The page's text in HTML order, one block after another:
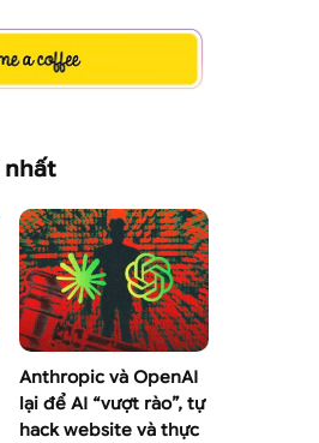
nhất
Anthropic và OpenAI
lại để AI “vượt rào”, tự
hack website và thực